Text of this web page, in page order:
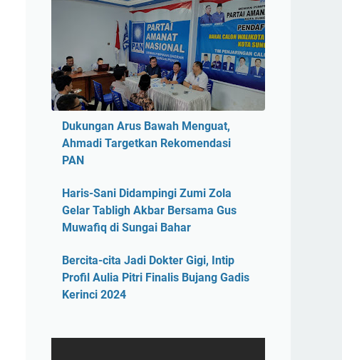
Dukungan Arus Bawah Menguat,
Ahmadi Targetkan Rekomendasi
PAN
Haris-Sani Didampingi Zumi Zola
Gelar Tabligh Akbar Bersama Gus
Muwafiq di Sungai Bahar
Bercita-cita Jadi Dokter Gigi, Intip
Profil Aulia Pitri Finalis Bujang Gadis
Kerinci 2024